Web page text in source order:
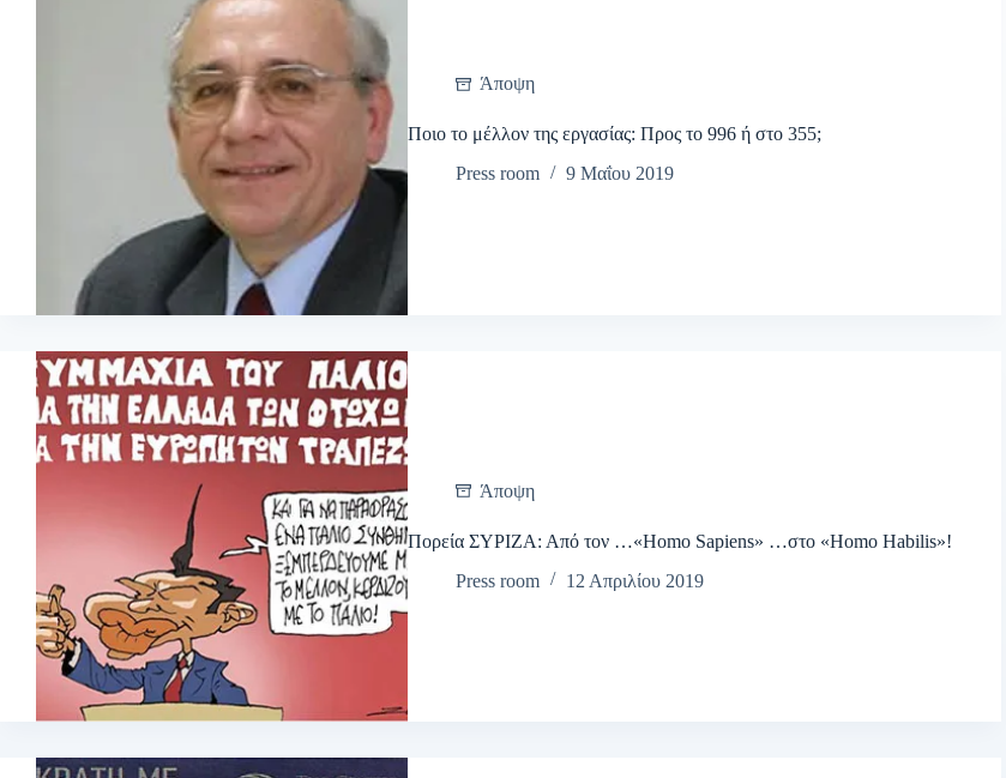
Άποψη
Ποιο το μέλλον της εργασίας: Προς το 996 ή στο 355;
Press room
9 Μαΐου 2019
Άποψη
Πορεία ΣΥΡΙΖΑ: Από τον …«Homo Sapiens» …στο «Homo Habilis»!
Press room
12 Απριλίου 2019